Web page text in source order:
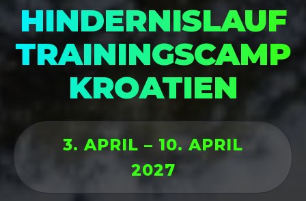
HINDERNISLAUF
TRAININGSCAMP
KROATIEN
3. APRIL – 10. APRIL
2027